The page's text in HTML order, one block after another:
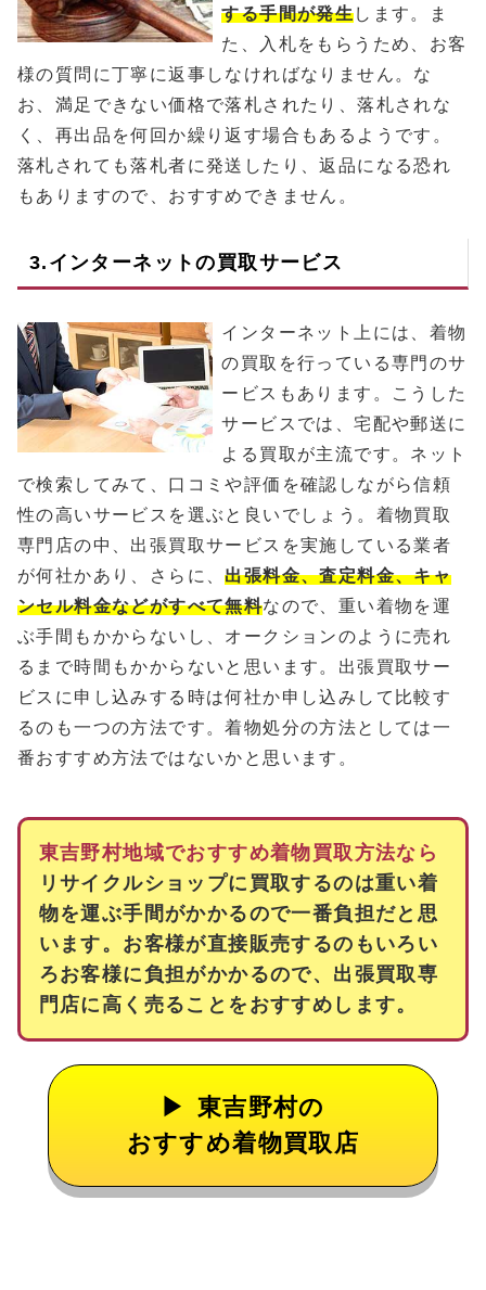
する手間が発生します。ま
た、入札をもらうため、お客
様の質問に丁寧に返事しなければなりません。な
お、満足できない価格で落札されたり、落札されな
く、再出品を何回か繰り返す場合もあるようです。
落札されても落札者に発送したり、返品になる恐れ
もありますので、おすすめできません。
3.インターネットの買取サービス
インターネット上には、着物
の買取を行っている専門のサ
ービスもあります。こうした
サービスでは、宅配や郵送に
よる買取が主流です。ネット
で検索してみて、口コミや評価を確認しながら信頼
性の高いサービスを選ぶと良いでしょう。着物買取
専門店の中、出張買取サービスを実施している業者
が何社かあり、さらに、出張料金、査定料金、キャ
ンセル料金などがすべて無料なので、重い着物を運
ぶ手間もかからないし、オークションのように売れ
るまで時間もかからないと思います。出張買取サー
ビスに申し込みする時は何社か申し込みして比較す
るのも一つの方法です。着物処分の方法としては一
番おすすめ方法ではないかと思います。
東吉野村地域でおすすめ着物買取方法なら
リサイクルショップに買取するのは重い着
物を運ぶ手間がかかるので一番負担だと思
います。お客様が直接販売するのもいろい
ろお客様に負担がかかるので、出張買取専
門店に高く売ることをおすすめします。
東吉野村の
おすすめ着物買取店